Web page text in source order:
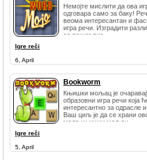
Немојте мислити да ова
одговара само за баку!
веома интересантан и
игра речи. Изградити
са вашег пис...
Igre reči
6, April
Bookworm
Књишки мољац је
образовни игра речи која
интересантно за одрасле
Ваш циљ је да се храни
мало књишки мољац ...
Igre reči
5, April